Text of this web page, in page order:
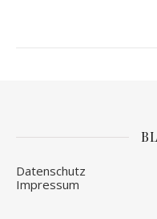
Datenschutz
Impressum